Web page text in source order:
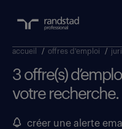
accueil / offres d'emploi /
3 offre(s)
votre recherche.
créer une alerte